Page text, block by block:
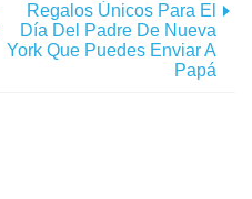
Regalos Únicos Para El
Día Del Padre De Nueva
York Que Puedes Enviar A
Papá